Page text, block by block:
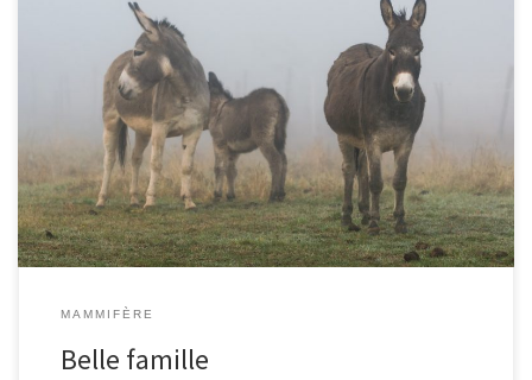
MAMMIFÈRE
Belle famille